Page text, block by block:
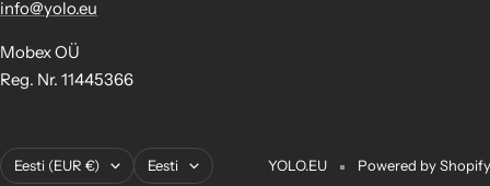
info@yolo.eu
Mobex OÜ
Reg. Nr. 11445366
Asukoht
Eesti (EUR €) KeelEesti YOLO.EU Powered by Shopify